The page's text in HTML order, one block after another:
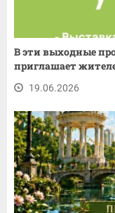
В эти выходные
приглашает
19.06.2026